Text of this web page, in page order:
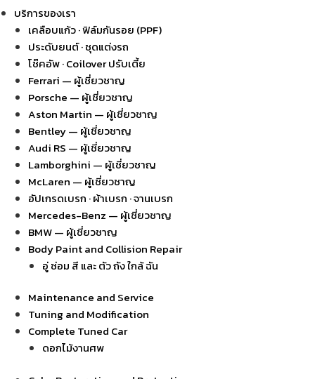
บริการของเรา
เคลือบแก้ว · ฟิล์มกันรอย (PPF)
ประดับยนต์ · ชุดแต่งรถ
โช๊คอัพ · Coilover ปรับเตี้ย
Ferrari — ผู้เชี่ยวชาญ
Porsche — ผู้เชี่ยวชาญ
Aston Martin — ผู้เชี่ยวชาญ
Bentley — ผู้เชี่ยวชาญ
Audi RS — ผู้เชี่ยวชาญ
Lamborghini — ผู้เชี่ยวชาญ
McLaren — ผู้เชี่ยวชาญ
อัปเกรดเบรก · ผ้าเบรก · จานเบรก
Mercedes-Benz — ผู้เชี่ยวชาญ
BMW — ผู้เชี่ยวชาญ
Body Paint and Collision Repair
อู่ ซ่อม สี และ ตัว ถัง ใกล้ ฉัน
Maintenance and Service
Tuning and Modification
Complete Tuned Car
ดอกไม้งานศพ